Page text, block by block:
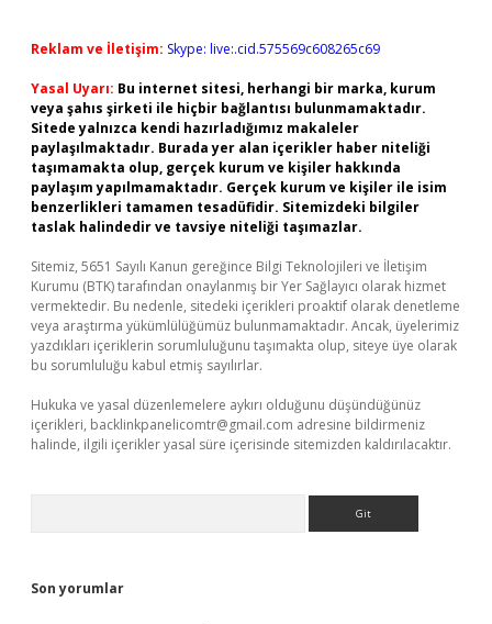
Reklam ve İletişim: Skype: live:.cid.575569c608265c69
Yasal Uyarı: Bu internet sitesi, herhangi bir marka, kurum
veya şahıs şirketi ile hiçbir bağlantısı bulunmamaktadır.
Sitede yalnızca kendi hazırladığımız makaleler
paylaşılmaktadır. Burada yer alan içerikler haber niteliği
taşımamakta olup, gerçek kurum ve kişiler hakkında
paylaşım yapılmamaktadır. Gerçek kurum ve kişiler ile isim
benzerlikleri tamamen tesadüfidir. Sitemizdeki bilgiler
taslak halindedir ve tavsiye niteliği taşımazlar.
Sitemiz, 5651 Sayılı Kanun gereğince Bilgi Teknolojileri ve İletişim
Kurumu (BTK) tarafından onaylanmış bir Yer Sağlayıcı olarak hizmet
vermektedir. Bu nedenle, sitedeki içerikleri proaktif olarak denetleme
veya araştırma yükümlülüğümüz bulunmamaktadır. Ancak, üyelerimiz
yazdıkları içeriklerin sorumluluğunu taşımakta olup, siteye üye olarak
bu sorumluluğu kabul etmiş sayılırlar.
Hukuka ve yasal düzenlemelere aykırı olduğunu düşündüğünüz
içerikleri, backlinkpanelicomtr@gmail.com adresine bildirmeniz
halinde, ilgili içerikler yasal süre içerisinde sitemizden kaldırılacaktır.
Son yorumlar